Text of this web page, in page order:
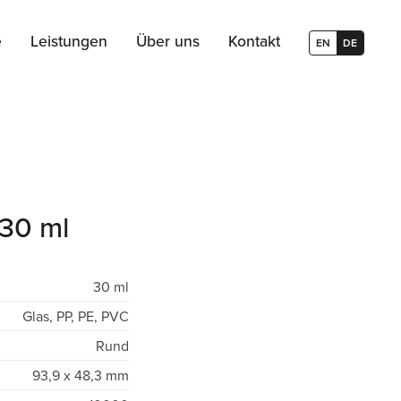
Leistungen Über uns Kontakt EN DE
ml
30 ml
Glas, PP, PE, PVC
Rund
93,9 x 48,3 mm